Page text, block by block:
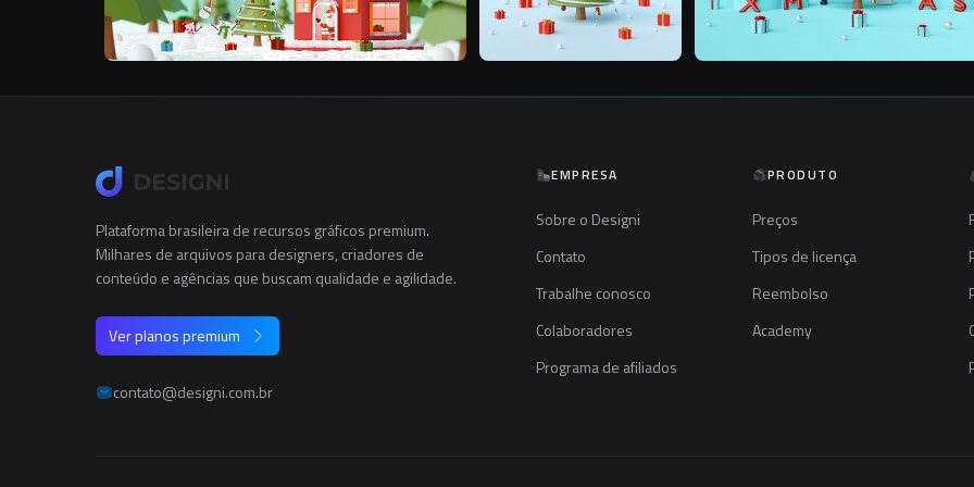
Plataforma brasileira de recursos gráficos premium.
Milhares de arquivos para designers, criadores de
conteúdo e agências que buscam qualidade e agilidade.
Ver planos premium
contato@designi.com.br
EMPRESA
Sobre o Designi
Contato
Trabalhe conosco
Colaboradores
Programa de afiliados
PRODUTO
Preços
Tipos de licença
Reembolso
Academy